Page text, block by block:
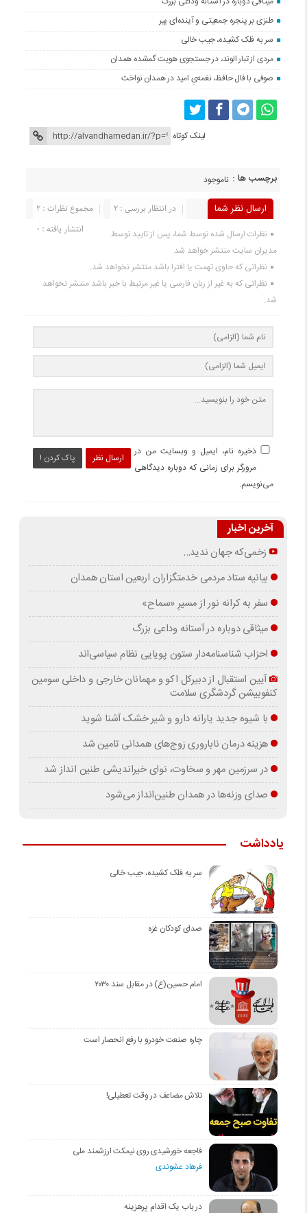
طنزی بر پنجره جمعیتی و آینده‌ای پیر
سر به فلک کشیده، جیب خالی
مردی از تبار الوند، در جستجوی هویت گمشده همدان
صوفی با فال حافظ، نغمه‌یِ امید در همدان نواخت
لینک کوتاه
برچسب ها : ناموجود
ارسال نظر شما مجموع نظرات : 2
در انتظار بررسی : 2
انتشار یافته : 0
نظرات ارسال شده توسط شما، پس از تایید توسط
مدیران سایت منتشر خواهد شد.
نظراتی که حاوی تهمت یا افترا باشد منتشر نخواهد شد.
نظراتی که به غیر از زبان فارسی یا غیر مرتبط با خبر باشد منتشر نخواهد
شد.
ارسال نظر پاک کردن !
ذخیره نام، ایمیل و وبسایت من در
مرورگر برای زمانی که دوباره دیدگاهی
می‌نویسم.
آخرین اخبار
زخمی‌که جهان ندید…
بیانیه ستاد مردمی خدمتگزاران اربعین استان همدان
سفر به کرانه‌ نور از مسیرِ «سماح»
میثاقی دوباره در آستانه‌ وداعی بزرگ
احزاب شناسنامه‌دار ستون پویایی نظام سیاسی‌اند
آیین استقبال از دبیرکل اکو و مهمانان خارجی و داخلی سومین
کنفوبیشن گردشگری سلامت
با شیوه جدید یارانه دارو و شیر خشک آشنا شوید
هزینه درمان ناباروری زوج‌های همدانی تامین شد
در سرزمین مهر و سخاوت، نوای خیراندیشی طنین انداز شد
صدای وزنه‌ها در همدان طنین‌انداز می‌شود
یادداشت
سر به فلک کشیده، جیب خالی
صدای کودکان غزه
امام حسین(ع) در مقابل سند ۲۰۳۰
چاره صنعت خودرو با رفع انحصار است
تلاش مضاعف در وقت تعطیلی!
فاجعه خورشیدی روی نیمکت ارزشمند ملی
فرهاد عشوندی
در باب یک اقدام پرهزینه